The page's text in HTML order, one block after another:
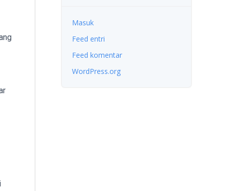
Masuk
Feed entri
Feed komentar
WordPress.org